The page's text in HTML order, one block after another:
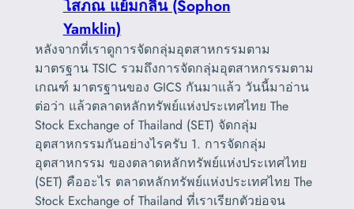
โสภณ แย้มกลิ่น (Sophon
Yamklin)
หลังจากที่เราดูการจัดกลุ่มอุตสาหกรรมตาม
มาตรฐาน TSIC รวมถึงการจัดกลุ่มอุตสาหกรรมตาม
เกณฑ์ มาตรฐานของ GICS กันมาแล้ว วันนี้มาอ่าน
ต่อว่า แล้วตลาดหลักทรัพย์แห่งประเทศไทย The
Stock Exchange of Thailand (SET) จัดกลุ่ม
อุตสาหกรรมกันอย่างไรครับ 1. การจัดกลุ่ม
อุตสาหกรรม ของตลาดหลักทรัพย์แห่งประเทศไทย
(SET) คืออะไร ตลาดหลักทรัพย์แห่งประเทศไทย The
Stock Exchange of Thailand ที่เราเรียกตัวย่อจน